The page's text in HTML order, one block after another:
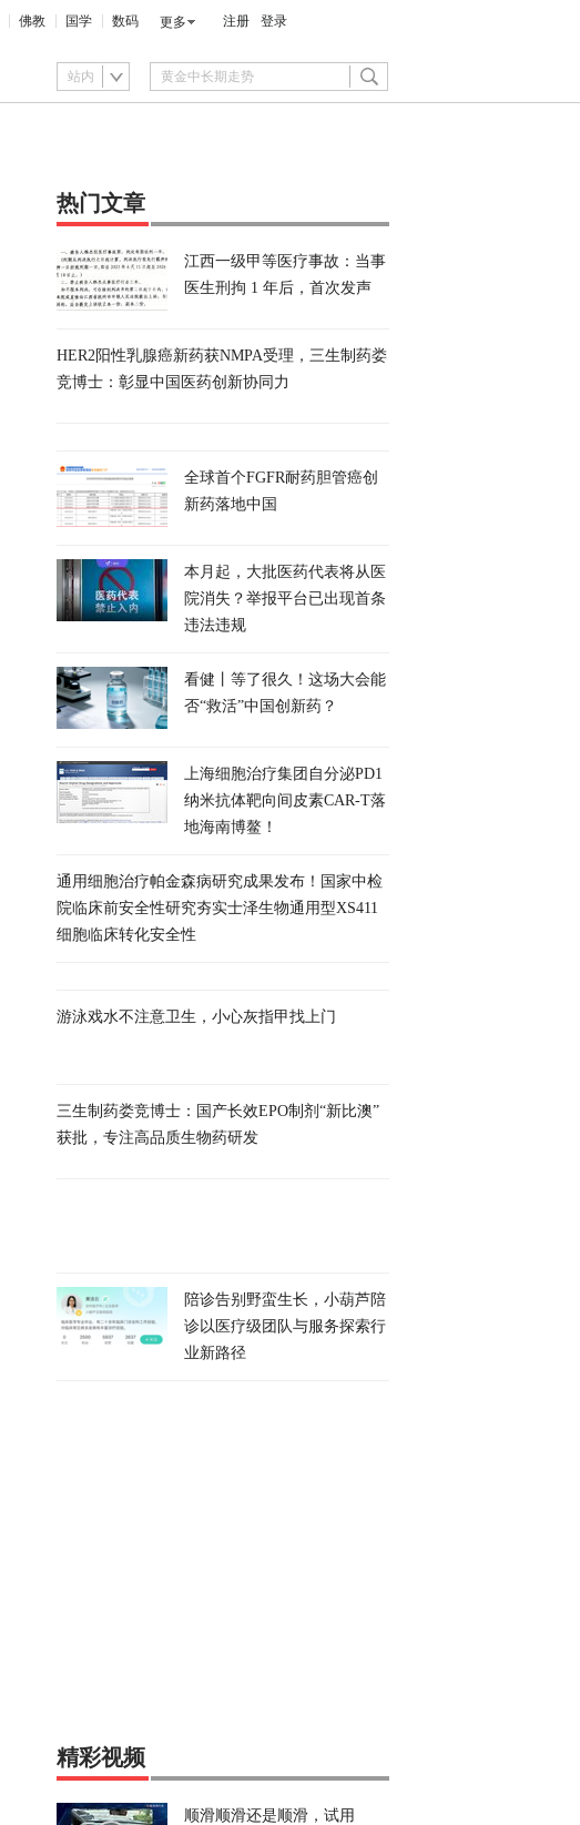
佛教 国学 数码 更多 注册 登录
站内
热门文章
江西一级甲等医疗事故：当事
医生刑拘 1 年后，首次发声
HER2阳性乳腺癌新药获NMPA受理，三生制药娄
竞博士：彰显中国医药创新协同力
全球首个FGFR耐药胆管癌创
新药落地中国
本月起，大批医药代表将从医
院消失？举报平台已出现首条
违法违规
看健丨等了很久！这场大会能
否“救活”中国创新药？
上海细胞治疗集团自分泌PD1
纳米抗体靶向间皮素CAR-T落
地海南博鳌！
通用细胞治疗帕金森病研究成果发布！国家中检
院临床前安全性研究夯实士泽生物通用型XS411
细胞临床转化安全性
游泳戏水不注意卫生，小心灰指甲找上门
三生制药娄竞博士：国产长效EPO制剂“新比澳”
获批，专注高品质生物药研发
陪诊告别野蛮生长，小葫芦陪
诊以医疗级团队与服务探索行
业新路径
精彩视频
顺滑顺滑还是顺滑，试用